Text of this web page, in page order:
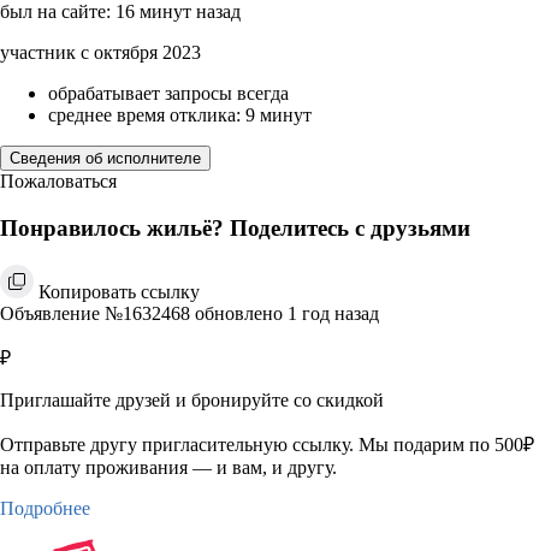
был на сайте: 16 минут назад
участник с октября 2023
обрабатывает запросы всегда
среднее время отклика: 9 минут
Сведения об исполнителе
Пожаловаться
Понравилось жильё? Поделитесь с друзьями
Копировать ссылку
Объявление №1632468 обновлено 1 год назад
₽
Приглашайте друзей и бронируйте со скидкой
Отправьте другу пригласительную ссылку. Мы подарим по 500₽
на оплату проживания — и вам, и другу.
Подробнее